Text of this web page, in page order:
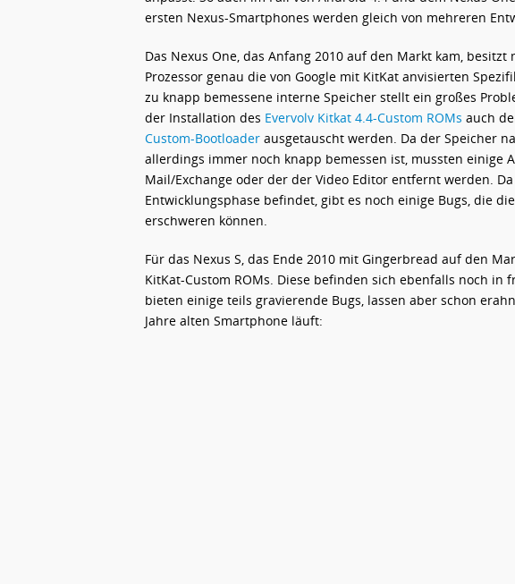
ersten Nexus-Smartphones werden gleich von mehreren
Das Nexus One, das Anfang 2010 auf den Markt kam, besitzt
Prozessor genau die von Google mit KitKat anvisierten
zu knapp bemessene interne Speicher stellt ein großes
der Installation des Evervolv Kitkat 4.4-Custom ROMs auch
Custom-Bootloader ausgetauscht werden. Da der Speicher
allerdings immer noch knapp bemessen ist, mussten einige
Mail/Exchange oder der der Video Editor entfernt werden.
Entwicklungsphase befindet, gibt es noch einige Bugs, die
erschweren können.
Für das Nexus S, das Ende 2010 mit Gingerbread auf den
KitKat-Custom ROMs. Diese befinden sich ebenfalls noch in
bieten einige teils gravierende Bugs, lassen aber schon
Jahre alten Smartphone läuft: